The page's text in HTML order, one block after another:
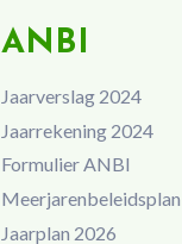
ANBI
Jaarverslag 2024
Jaarrekening 2024
Formulier ANBI
Meerjarenbeleidsplan
Jaarplan 2026